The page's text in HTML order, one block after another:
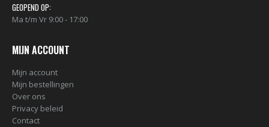
GEOPEND OP:
Ma t/m Vr 9:00 - 17:00
MIJN ACCOUNT
Mijn account
Mijn bestellingen
Over ons
Privacy beleid
Contact